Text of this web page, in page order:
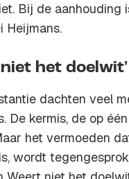
Bij de
Heijmans.
het doelwit'
dachten veel
De kermis, de op
het vermoeden
wordt